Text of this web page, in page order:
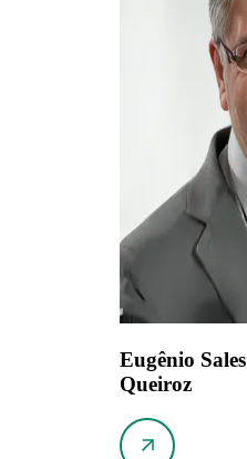
Eugênio Sales
Queiroz